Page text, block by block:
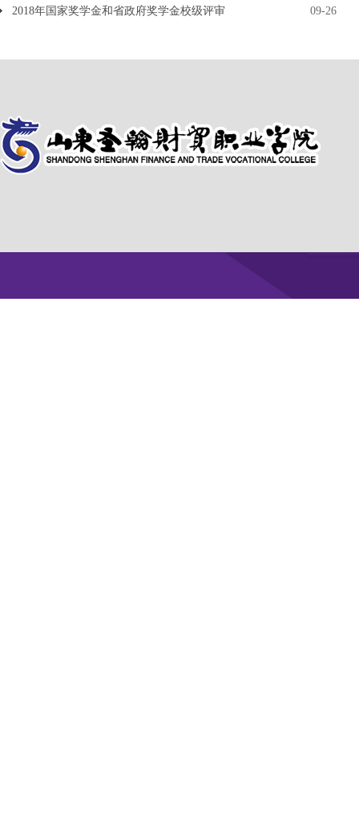
2018年国家奖学金和省政府奖学金校级评审 09-26